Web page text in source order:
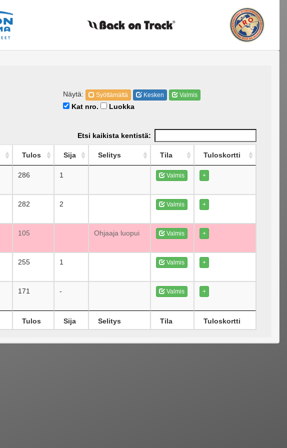
Näytä: Syöttämättä Kesken Valmis
Kat nro.
Luokka
Etsi kaikista kentistä:
Tulos Sija Selitys Tila Tuloskortti
286 1 Valmis +
282 2 Valmis +
105 Ohjaaja luopui Valmis +
255 1 Valmis +
171 - Valmis +
Tulos Sija Selitys Tila Tuloskortti